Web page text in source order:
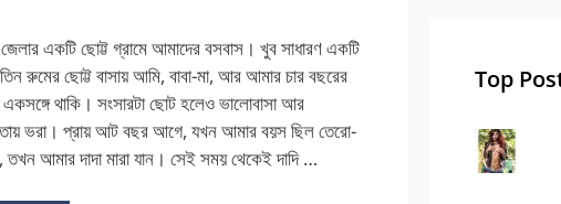
জেলার একটি ছোট্ট গ্রামে আমাদের বসবাস। খুব সাধারণ একটি
রুমের ছোট্ট বাসায় আমি, বাবা-মা, আর আমার চার বছরের
থাকি। সংসারটা ছোট হলেও ভালোবাসা আর
ভরা। প্রায় আট বছর আগে, যখন আমার বয়স ছিল তেরো-
তখন আমার দাদা মারা যান। সেই সময় থেকেই দাদি …
Top